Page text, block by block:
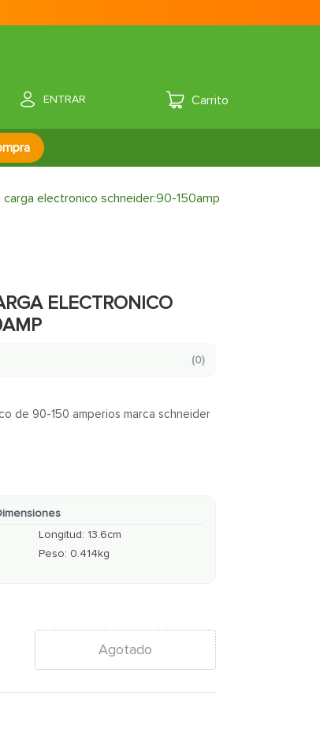
ENTRAR
electronico schneider:90-150amp
ELECTRONICO
(0)
de 90-150 amperios marca schneider
Longitud: 13.6cm
Peso: 0.414kg
Agotado